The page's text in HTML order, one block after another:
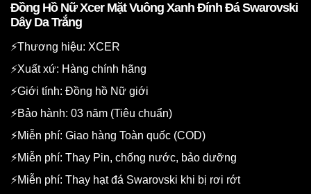
Đồng Hồ Nữ Xcer Mặt Vuông Xanh Đính Đá Swarovski
Dây Da Trắng
⚡️Thương hiệu: XCER
⚡️Xuất xứ: Hàng chính hãng
⚡️Giới tính: Đồng hồ Nữ giới
⚡️Bảo hành: 03 năm (Tiêu chuẩn)
⚡️Miễn phí: Giao hàng Toàn quốc (COD)
⚡️Miễn phí: Thay Pin, chống nước, bảo dưỡng
⚡️Miễn phí: Thay hạt đá Swarovski khi bị rơi rớt